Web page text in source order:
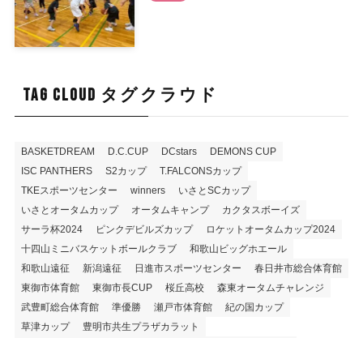
TAG CLOUD タグクラウド
BASKETDREAM D.C.CUP DCstars
DEMONS CUP
ISC PANTHERS
S2カップ
T.FALCONSカップ
TKEスポーツセンター
winners
いさとSCカップ
いさとオータムカップ
オータムキャンプ
カクタスボーイズ
サーラ杯2024
ピンクデビルズカップ
ロケットオータムカップ2024
十四山ミニバスケットボールクラブ
和歌山ビッグホエール
和歌山遠征
新潟遠征 日進市スポーツセンター
春日井市総合体育館
東御市体育館
東御市長CUP 桜丘高校
森東オータムチャレンジ
武豊町総合体育館
準優勝 瀬戸市体育館
紀の国カップ
草津カップ
豊明市共生プラザカラット